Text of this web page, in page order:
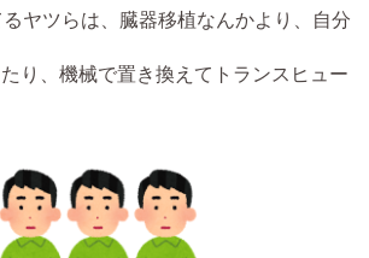
ヤツらは、臓器移植なんかより、自分
り、機械で置き換えてトランスヒュー